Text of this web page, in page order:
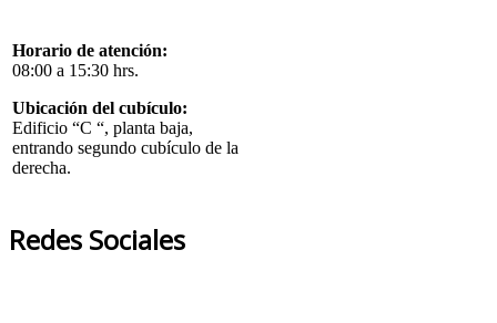
Horario de atención:
08:00 a 15:30 hrs.
Ubicación del cubículo:
Edificio “C “, planta baja,
entrando segundo cubículo de la
derecha.
Redes Sociales